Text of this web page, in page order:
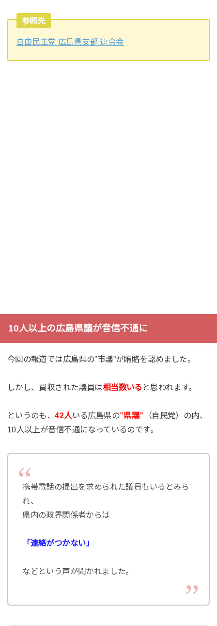
参照先
自由民主党 広島県支部 連合会
10人以上の広島県議が音信不通に
今回の報道では広島県の”市議”が賄賂を認めました。
しかし、買収された議員は相当数いる と思われます。
というのも、42人いる広島県の”県議” （自民党）の内、
10人以上が音信不通になっているのです。
携帯電話の提出を求められた議員もいるとみら
れ、
県内の政界関係者からは
「連絡がつかない」
などという声が聞かれました。